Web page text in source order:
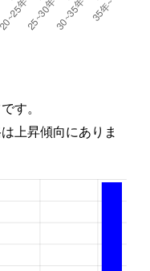
す。
上昇傾向にありま